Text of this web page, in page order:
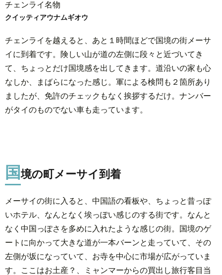
チェンライ名物
クイッティアウナムギオウ
チェンライを越えると、あと１時間ほどで国境の街メーサ
イに到着です。険しい山が道の左側に段々と近づいてき
て、ちょっとだけ国境感を出してきます。道沿いの家も心
なしか、まばらになった感じ。軍による検問も２箇所あり
ましたが、免許のチェックもなく挨拶するだけ。ナンバー
がタイのものでない車も走っています。
国境の町メーサイ到着
メーサイの街に入ると、中国語の看板や、ちょっと昔っぽ
いホテル、なんとなく埃っぽい感じのする街です。なんと
なく中国っぽさを多めに入れたような感じの街。国境のゲ
ートに向かって大きな道が一本バーンと走っていて、その
左側が坂になっていて、お寺を中心に市場が広がっていま
す。ここはお土産？、ミャンマーからの買出し旅行客目当